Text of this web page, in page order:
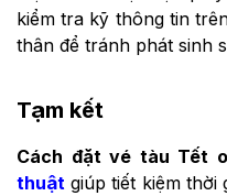
kiểm tra kỹ thông tin
thân để tránh phát sinh
Tạm kết
Cách đặt vé tàu Tết
thuật giúp tiết kiệm thời